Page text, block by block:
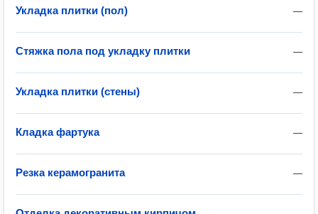
—
Укладка плитки (пол)
—
Стяжка пола под укладку плитки
—
Укладка плитки (стены)
—
Кладка фартука
—
Резка керамогранита